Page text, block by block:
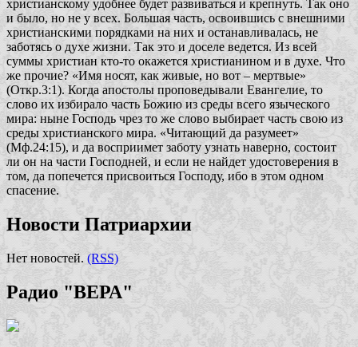
христианскому удобнее будет развиваться и крепнуть. Так оно
и было, но не у всех. Большая часть, освоившись с внешними
христианскими порядками на них и останавливалась, не
заботясь о духе жизни. Так это и доселе ведется. Из всей
суммы христиан кто-то окажется христианином и в духе. Что
же прочие? «Имя носят, как живые, но вот – мертвые»
(Откр.3:1). Когда апостолы проповедывали Евангелие, то
слово их избирало часть Божию из среды всего языческого
мира: ныне Господь чрез то же слово выбирает часть свою из
среды христианского мира. «Читающий да разумеет»
(Мф.24:15), и да восприимет заботу узнать наверно, состоит
ли он на части Господней, и если не найдет удостоверения в
том, да попечется присвоиться Господу, ибо в этом одном
спасение.
Новости Патриархии
Нет новостей. (RSS)
Радио "ВЕРА"